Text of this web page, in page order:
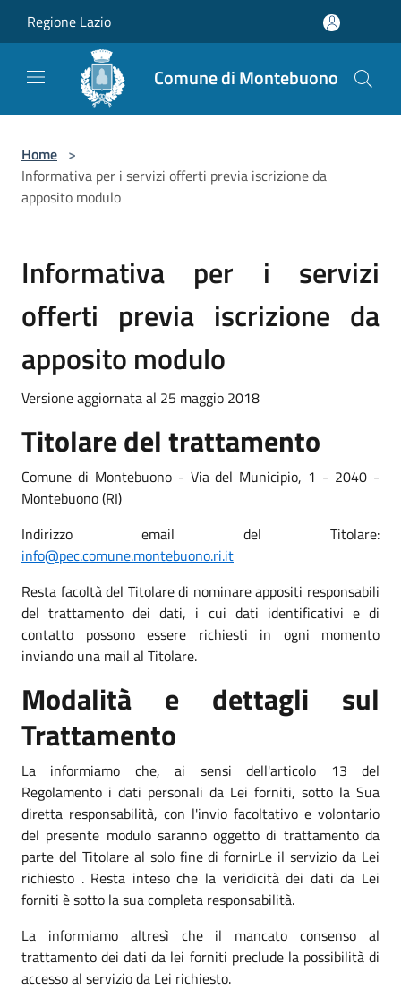
Regione Lazio
Comune di Montebuono
Home >
Informativa per i servizi offerti previa iscrizione da
apposito modulo
Informativa per i servizi
offerti previa iscrizione da
apposito modulo
Versione aggiornata al 25 maggio 2018
Titolare del trattamento
Comune di Montebuono - Via del Municipio, 1 - 2040 -
Montebuono (RI)
Indirizzo email del Titolare:
info@pec.comune.montebuono.ri.it
Resta facoltà del Titolare di nominare appositi responsabili
del trattamento dei dati, i cui dati identificativi e di
contatto possono essere richiesti in ogni momento
inviando una mail al Titolare.
Modalità e dettagli sul
Trattamento
La informiamo che, ai sensi dell'articolo 13 del
Regolamento i dati personali da Lei forniti, sotto la Sua
diretta responsabilità, con l'invio facoltativo e volontario
del presente modulo saranno oggetto di trattamento da
parte del Titolare al solo fine di fornirLe il servizio da Lei
richiesto . Resta inteso che la veridicità dei dati da Lei
forniti è sotto la sua completa responsabilità.
La informiamo altresì che il mancato consenso al
trattamento dei dati da lei forniti preclude la possibilità di
accesso al servizio da Lei richiesto.